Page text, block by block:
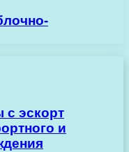
с эскорт
и